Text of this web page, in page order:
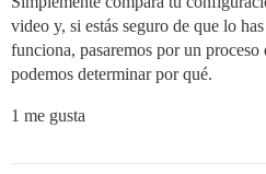
video y, si estás seguro de que lo
funciona, pasaremos por un
podemos determinar por qué.
1 me gusta